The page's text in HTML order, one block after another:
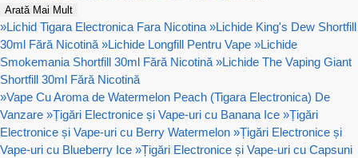
Arată Mai Mult
»Lichid Tigara Electronica Fara Nicotina »Lichide King's Dew Shortfill
30ml Fără Nicotină »Lichide Longfill Pentru Vape »Lichide
Smokemania Shortfill 30ml Fără Nicotină »Lichide The Vaping Giant
Shortfill 30ml Fără Nicotină
»Vape Cu Aroma de Watermelon Peach (Tigara Electronica) De
Vanzare »Țigări Electronice și Vape-uri cu Banana Ice »Țigări
Electronice și Vape-uri cu Berry Watermelon »Țigări Electronice și
Vape-uri cu Blueberry Ice »Țigări Electronice și Vape-uri cu Capsuni